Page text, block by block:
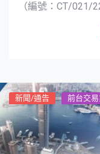
（編號：CT/021/
新聞/通告 前台交易